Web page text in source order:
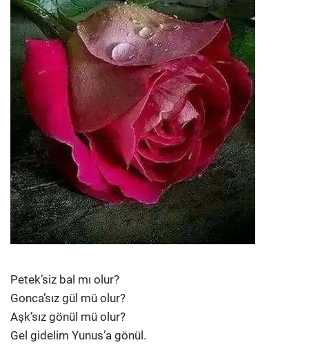
Petek’siz bal mı olur?
Gonca’sız gül mü olur?
Aşk’sız gönül mü olur?
Gel gidelim Yunus’a gönül.